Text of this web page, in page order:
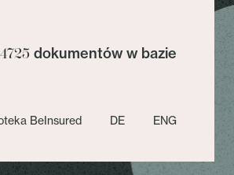
dokumentów w bazie
BeInsured DE ENG